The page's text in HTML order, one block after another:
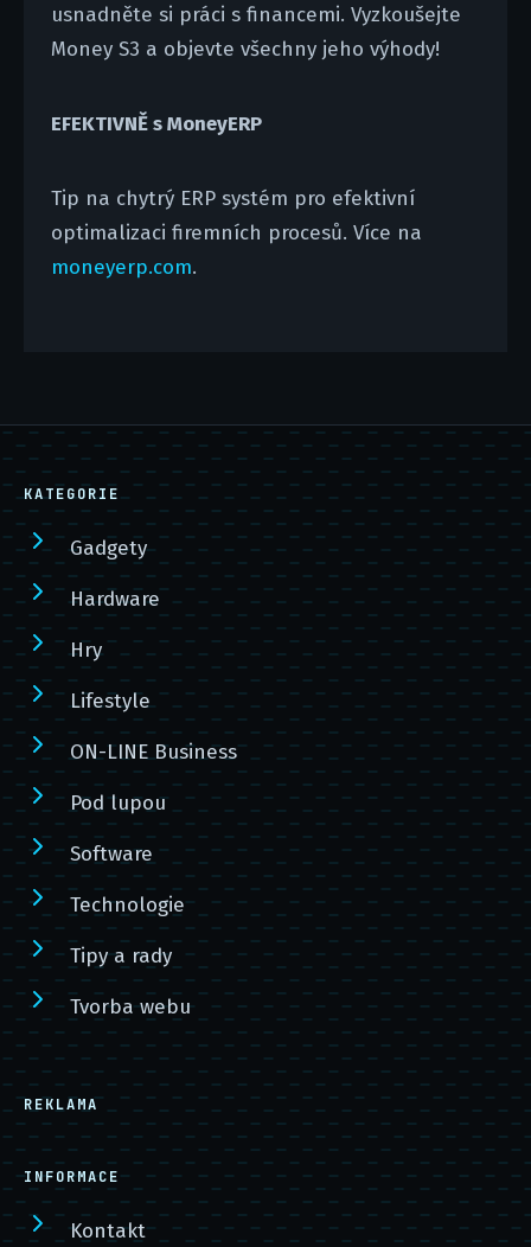
usnadněte si práci s financemi. Vyzkoušejte
Money S3 a objevte všechny jeho výhody!
EFEKTIVNĚ s MoneyERP
Tip na chytrý ERP systém pro efektivní
optimalizaci firemních procesů. Více na
moneyerp.com.
KATEGORIE
Gadgety
Hardware
Hry
Lifestyle
ON-LINE Business
Pod lupou
Software
Technologie
Tipy a rady
Tvorba webu
REKLAMA
INFORMACE
Kontakt